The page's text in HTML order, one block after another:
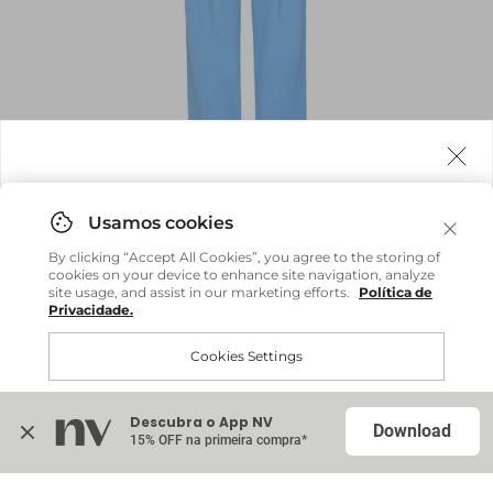
Calça Beth - Azul Atlantico
R$ 479,20
em sua casa, não importa onde você estiver.
Comprar no site internacional
InternacionalDescubra o App NV
15% OFF na primeira compra* Download
By clicking “Accept All Cookies”, you agree to the storing of
cookies on your device to enhance site navigation, analyze
site usage, and assist in our marketing efforts.
Política de
Privacidade.
Cookies Settings
Accept All Cookies